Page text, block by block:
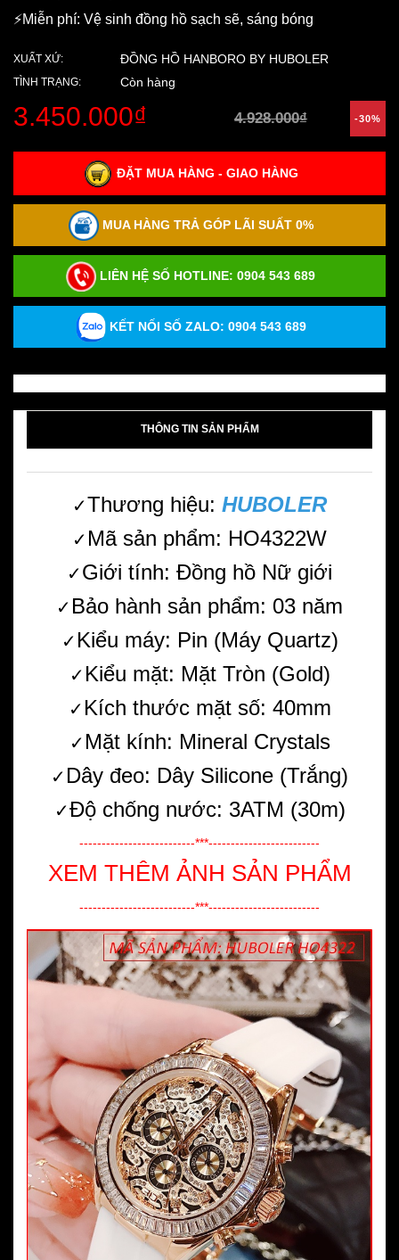
⚡️Miễn phí: Vệ sinh đồng hồ sạch sẽ, sáng bóng
XUẤT XỨ: ĐỒNG HỒ HANBORO BY HUBOLER
TÌNH TRẠNG: Còn hàng
3.450.000₫ 4.928.000₫ -30%
ĐẶT MUA HÀNG - GIAO HÀNG
MUA HÀNG TRẢ GÓP LÃI SUẤT 0%
LIÊN HỆ SỐ HOTLINE: 0904 543 689
KẾT NỐI SỐ ZALO: 0904 543 689
THÔNG TIN SẢN PHẨM
✓Thương hiệu: HUBOLER
✓ Mã sản phẩm: HO4322W
✓Giới tính: Đồng hồ Nữ giới
✓ Bảo hành sản phẩm: 03 năm
✓ Kiểu máy: Pin (Máy Quartz)
✓ Kiểu mặt: Mặt Tròn (Gold)
✓ Kích thước mặt số: 40mm
✓ Mặt kính: Mineral Crystals
✓ Dây đeo: Dây Silicone (Trắng)
✓Độ chống nước: 3ATM (30m)
--------------------------***-------------------------
XEM THÊM ẢNH SẢN PHẨM
--------------------------***-------------------------